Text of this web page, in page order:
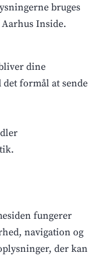
bruges
Inside.
dine
formål at sende
fungerer
navigation og
der kan